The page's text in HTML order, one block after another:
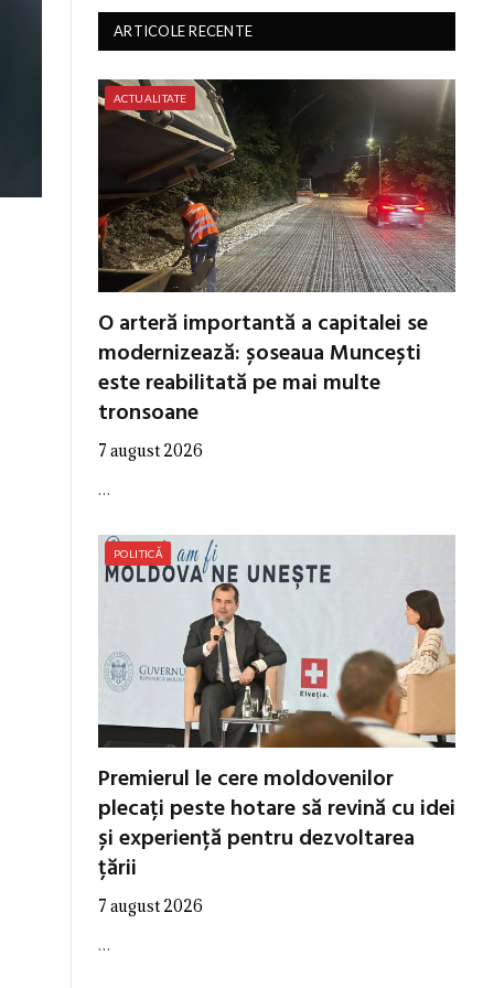
ARTICOLE RECENTE
ACTUALITATE
O arteră importantă a capitalei se
modernizează: șoseaua Muncești
este reabilitată pe mai multe
tronsoane
7 august 2026
…
POLITICĂ
Premierul le cere moldovenilor
plecați peste hotare să revină cu idei
și experiență pentru dezvoltarea
țării
7 august 2026
…